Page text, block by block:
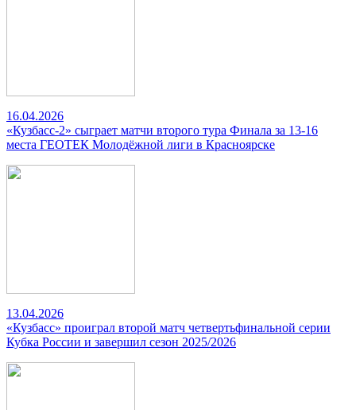
16.04.2026
«Кузбасс-2» сыграет матчи второго тура Финала за 13-16
места ГЕОТЕК Молодёжной лиги в Красноярске
13.04.2026
«Кузбасс» проиграл второй матч четвертьфинальной серии
Кубка России и завершил сезон 2025/2026